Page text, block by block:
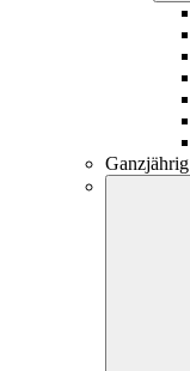
Ganzjährig